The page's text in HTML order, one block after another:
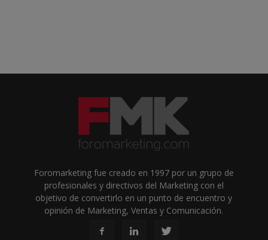
Foromarketing fue creado en 1997 por un grupo de
profesionales y directivos del Marketing con el
objetivo de convertirlo en un punto de encuentro y
opinión de Marketing, Ventas y Comunicación.